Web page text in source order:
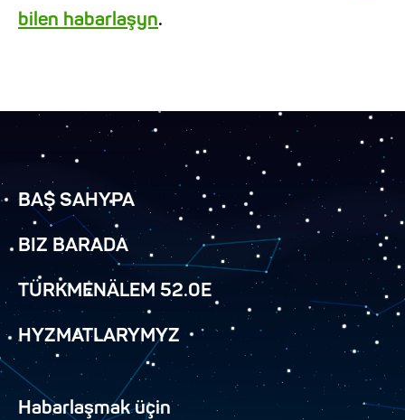
bilen habarlaşyn.
BAŞ SAHYPA
BIZ BARADA
TÜRKMENÄLEM 52.0E
HYZMATLARYMYZ
Habarlaşmak üçin